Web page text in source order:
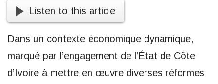
Listen to this article
Dans un contexte économique dynamique,
marqué par l’engagement de l’État de Côte
d’Ivoire à mettre en œuvre diverses réformes